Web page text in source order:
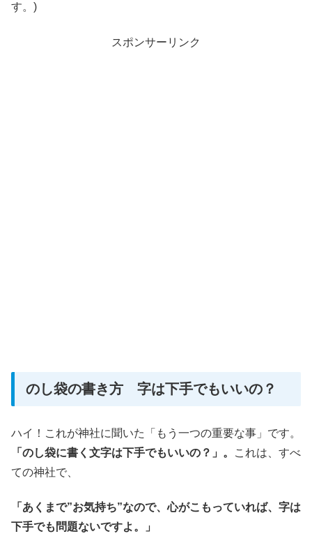
す。)
スポンサーリンク
のし袋の書き方 字は下手でもいいの？
ハイ！これが神社に聞いた「もう一つの重要な事」です。
「のし袋に書く文字は下手でもいいの？」。
これは、すべ
ての神社で、
「あくまで”お気持ち”なので、心がこもっていれば、字は
下手でも問題ないですよ。」